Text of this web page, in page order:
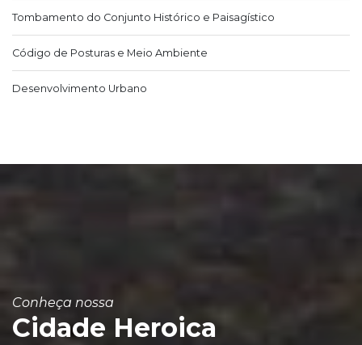
Tombamento do Conjunto Histórico e Paisagístico
Código de Posturas e Meio Ambiente
Desenvolvimento Urbano
Conheça nossa
Cidade Heroica